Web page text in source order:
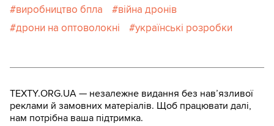
виробництво бпла
війна дронів
дрони на оптоволокні
українські розробки
TEXTY.ORG.UA — незалежне видання без навʼязливої
реклами й замовних матеріалів. Щоб працювати далі,
нам потрібна ваша підтримка.